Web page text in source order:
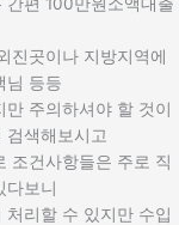
진곳이나 지방지역에
님 등등
주의하셔야 할 것이
검색해보시고
조건사항들은 주로 직
다보니
리할 수 있지만 수입